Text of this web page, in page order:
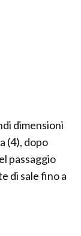
dimensioni
(4), dopo
passaggio
di sale fino a